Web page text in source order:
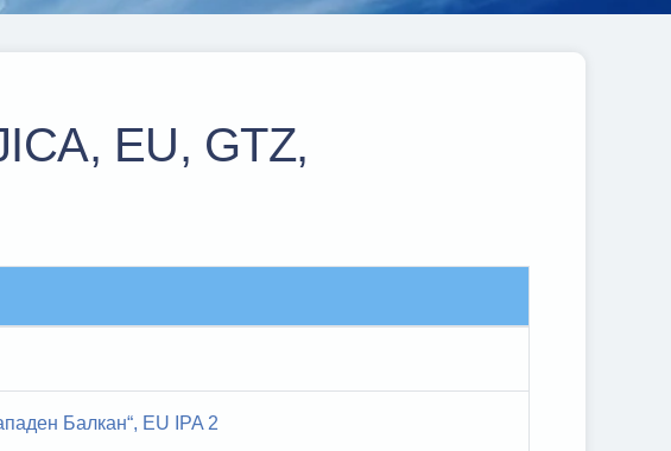
EU, GTZ,
Балкан“, ЕU IPA 2